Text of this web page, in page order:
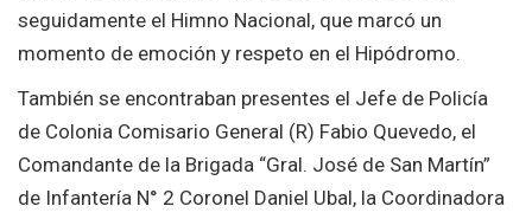
seguidamente el Himno Nacional, que marcó un
momento de emoción y respeto en el Hipódromo.
También se encontraban presentes el Jefe de Policía
de Colonia Comisario General (R) Fabio Quevedo, el
Comandante de la Brigada “Gral. José de San Martín”
de Infantería N° 2 Coronel Daniel Ubal, la Coordinadora